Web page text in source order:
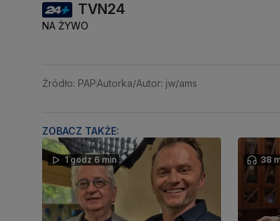
TVN24
NA ŻYWO
Źródło: PAPAutorka/Autor: jw/ams
ZOBACZ TAKŻE:
1 godz 6 min 38